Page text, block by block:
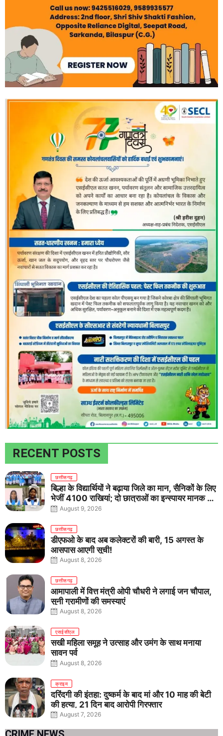
RECENT POSTS
छत्तीसगढ़
बिल्हा के विद्यार्थियों ने बढ़ाया जिले का मान, सैनिकों के लिए
भेजीं 4100 राखियां; दो छात्राओं का इन्स्पायर मानक में
राष्ट्रीय चयन
August 9, 2026
छत्तीसगढ़
डीएफओ के बाद अब कलेक्टरों की बारी, 15 अगस्त के
आसपास आएगी सूची!
August 8, 2026
छत्तीसगढ़
आमापाली में वित्त मंत्री ओपी चौधरी ने लगाई जन चौपाल,
सुनी ग्रामीणों की समस्याएं
August 8, 2026
एसईसीएल
सखी महिला समूह ने उत्साह और उमंग के साथ मनाया
सावन पर्व
August 8, 2026
क्राइम
दरिंदगी की इंतहा: दुष्कर्म के बाद मां और 10 माह की बेटी
की हत्या, 21 दिन बाद आरोपी गिरफ्तार
August 7, 2026